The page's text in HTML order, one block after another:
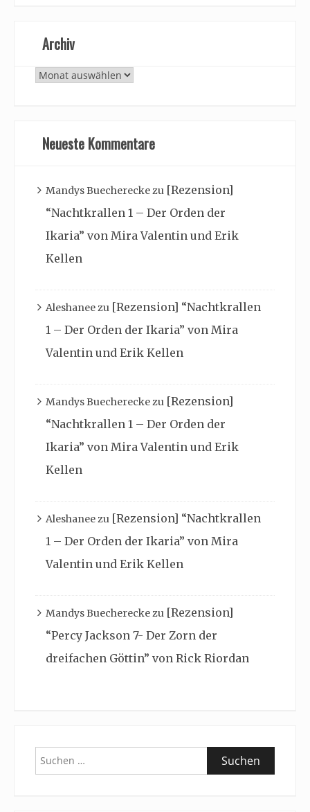
Archiv
Archiv
Neueste Kommentare
Mandys Buechereckezu [Rezension]
“Nachtkrallen 1 – Der Orden der
Ikaria” von Mira Valentin und Erik
Kellen
Aleshaneezu [Rezension] “Nachtkrallen
1 – Der Orden der Ikaria” von Mira
Valentin und Erik Kellen
Mandys Buechereckezu [Rezension]
“Nachtkrallen 1 – Der Orden der
Ikaria” von Mira Valentin und Erik
Kellen
Aleshaneezu [Rezension] “Nachtkrallen
1 – Der Orden der Ikaria” von Mira
Valentin und Erik Kellen
Mandys Buechereckezu [Rezension]
“Percy Jackson 7- Der Zorn der
dreifachen Göttin” von Rick Riordan
Suchen
nach: